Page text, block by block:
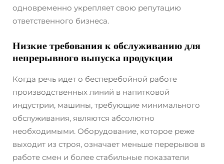
одновременно укрепляет свою репутацию
ответственного бизнеса.
Низкие требования к обслуживанию для
непрерывного выпуска продукции
Когда речь идет о бесперебойной работе
производственных линий в напитковой
индустрии, машины, требующие минимального
обслуживания, являются абсолютно
необходимыми. Оборудование, которое реже
выходит из строя, означает меньше перерывов в
работе смен и более стабильные показатели